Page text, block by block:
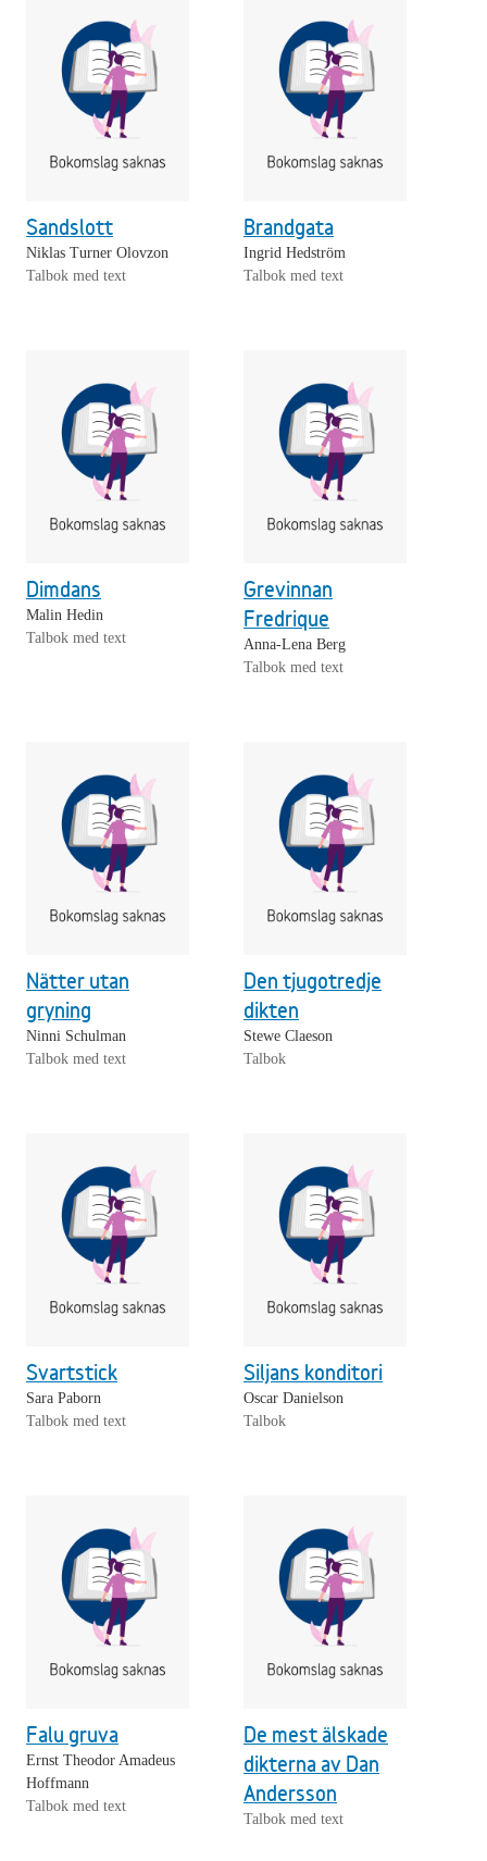
Sandslott
Niklas Turner Olovzon
Talbok med text
Brandgata
Ingrid Hedström
Talbok med text
Dimdans
Malin Hedin
Talbok med text
Grevinnan
Fredrique
Anna-Lena Berg
Talbok med text
Nätter utan
gryning
Ninni Schulman
Talbok med text
Den tjugotredje
dikten
Stewe Claeson
Talbok
Svartstick
Sara Paborn
Talbok med text
Siljans konditori
Oscar Danielson
Talbok
Falu gruva
Ernst Theodor Amadeus
Hoffmann
Talbok med text
De mest älskade
dikterna av Dan
Andersson
Talbok med text